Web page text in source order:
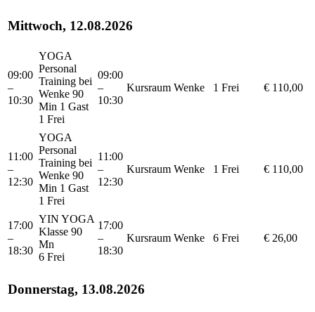
Mittwoch, 12.08.2026
09:00
–
10:30
YOGA
Personal
Training bei
Wenke 90
Min 1 Gast
1 Frei
09:00
–
10:30
Kursraum Wenke 1 Frei € 110,00
11:00
–
12:30
YOGA
Personal
Training bei
Wenke 90
Min 1 Gast
1 Frei
11:00
–
12:30
Kursraum Wenke 1 Frei € 110,00
17:00
–
18:30
YIN YOGA
Klasse 90
Mn
6 Frei
17:00
–
18:30
Kursraum Wenke 6 Frei € 26,00
Donnerstag, 13.08.2026